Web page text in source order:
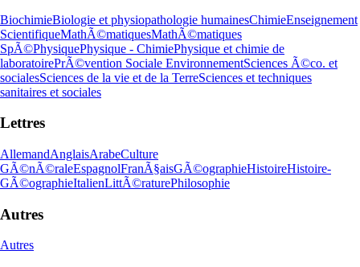
BiochimieBiologie et physiopathologie humainesChimieEnseignement
ScientifiqueMathÃ©matiquesMathÃ©matiques
SpÃ©PhysiquePhysique - ChimiePhysique et chimie de
laboratoirePrÃ©vention Sociale EnvironnementSciences Ã©co. et
socialesSciences de la vie et de la TerreSciences et techniques
sanitaires et sociales
Lettres
AllemandAnglaisArabeCulture
GÃ©nÃ©raleEspagnolFranÃ§aisGÃ©ographieHistoireHistoire-
GÃ©ographieItalienLittÃ©raturePhilosophie
Autres
Autres